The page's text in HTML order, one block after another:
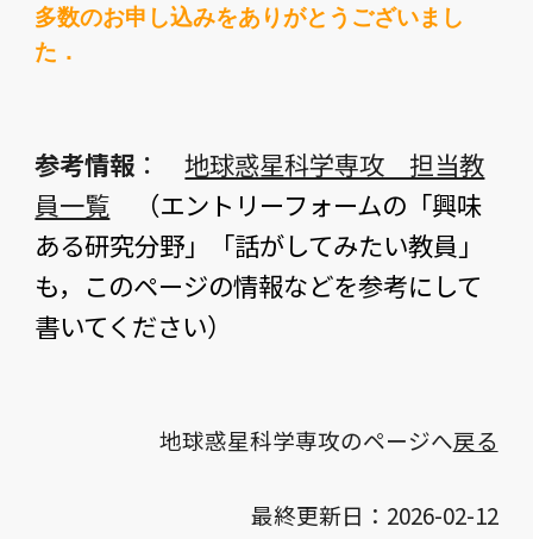
多数のお申し込みをありがとうございまし
た．
参考情報 ：地球惑星科学専攻 担当教
員一覧
（エントリーフォームの「興味
ある研究分野」「話がしてみたい教員」
も，このページの情報などを参考にして
書いてください）
地球惑星科学専攻のページへ戻る
最終更新日：2026-02-12